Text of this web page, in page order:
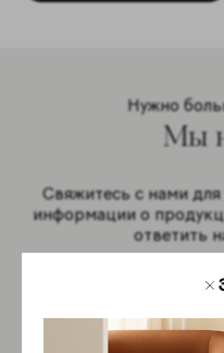
Нужно
Мы
Свяжитесь с нами
информации о
ответить